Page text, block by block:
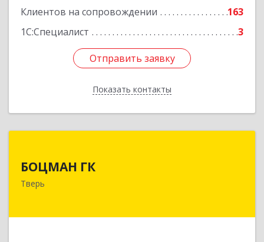
Клиентов на сопровождении
163
1С:Специалист
3
Отправить заявку
Показать контакты
Отправить заявку
Назад
БОЦМАН ГК
Тверь
Подробнее